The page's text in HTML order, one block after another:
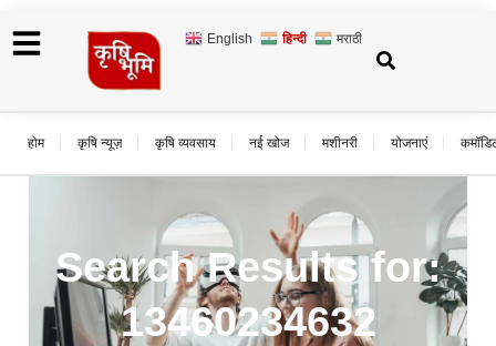
English हिन्दी मराठी
होम कृषि न्यूज़ कृषि व्यवसाय नई खोज मशीनरी योजनाएं
Search Results for:
13460234632